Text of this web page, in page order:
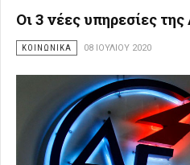
Οι 3 νέες υπηρεσίες
ΚΟΙΝΩΝΙΚΑ 08 ΙΟΥΛΊΟΥ 2020